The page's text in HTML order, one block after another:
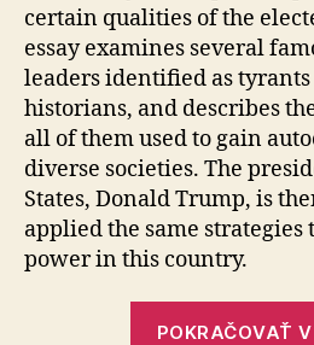
certain qualities of the
essay examines several
leaders identified as
historians, and describes
all of them used to gain
diverse societies. The
States, Donald Trump, is
applied the same strategies
power in this country.
POKRAČOVAŤ